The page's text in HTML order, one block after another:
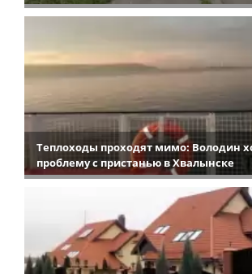
Теплоходы проходят мимо: Володин
проблему с пристанью в Хвалынске